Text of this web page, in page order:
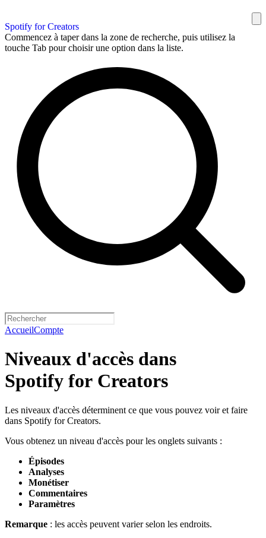
Spotify for Creators
Commencez à taper dans la zone de recherche, puis utilisez la
touche Tab pour choisir une option dans la liste.
AccueilCompte
Niveaux d'accès dans
Spotify for Creators
Les niveaux d'accès déterminent ce que vous pouvez voir et faire
dans Spotify for Creators.
Vous obtenez un niveau d'accès pour les onglets suivants :
Épisodes
Analyses
Monétiser
Commentaires
Paramètres
Remarque : les accès peuvent varier selon les endroits.